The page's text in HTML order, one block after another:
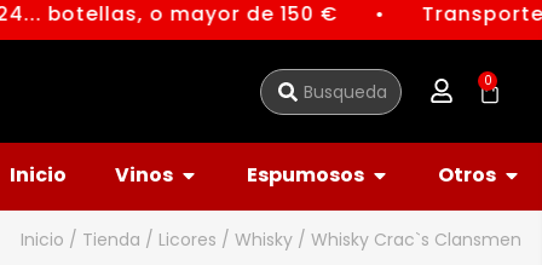
botellas, o mayor de 150 € ●
0
Inicio Vinos Espumosos Otros
Inicio / Tienda / Licores / Whisky / Whisky Crac`s Clansmen